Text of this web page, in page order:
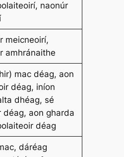
naonúr
meicneoirí,
amhránaithe
mac déag, aon
déag, iníon
dhéag, sé
déag, aon gharda
déag
dáréag